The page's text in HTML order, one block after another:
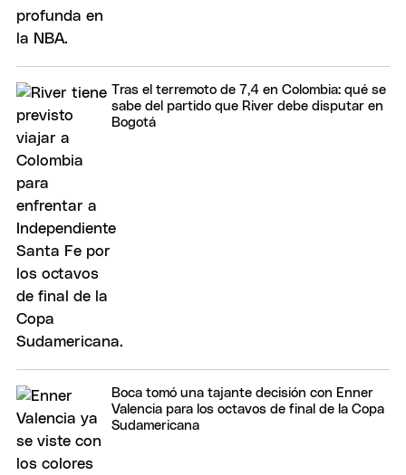
Tras el terremoto de 7,4 en Colombia: qué se
sabe del partido que River debe disputar en
Bogotá
Boca tomó una tajante decisión con Enner
Valencia para los octavos de final de la Copa
Sudamericana